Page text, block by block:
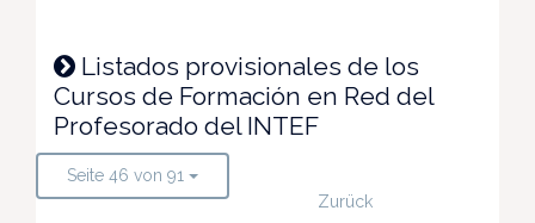
Listados provisionales de los
Cursos de Formación en Red del
Profesorado del INTEF
Seite 46 von 91
Zurück